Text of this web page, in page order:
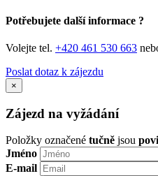
Potřebujete další informace ?
Volejte tel. +420 461 530 663
Poslat dotaz k zájezdu
×
Zájezd na vyžádání
Položky označené tučně jsou
Jméno
E-mail